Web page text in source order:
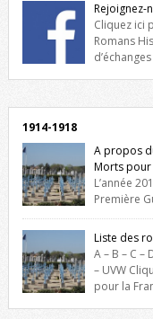
Rejoignez-
Cliquez ici
Romans
1914-1918
A propos
Morts pour
L’année
Première
biographique veut
France durant ce conflit.
constituée des noms
l’Hôtel de Ville, du lycée
Liste des
A – B – C –
– UVW
pour la